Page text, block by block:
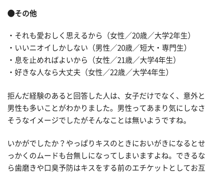
●その他
・それも愛おしく思えるから（女性／20歳／大学2年生）
・いいニオイしかしない（男性／20歳／短大・専門生）
・息を止めればよいから（女性／21歳／大学4年生）
・好きな人なら大丈夫（女性／22歳／大学4年生）
拒んだ経験のあると回答した人は、女子だけでなく、意外と
男性も多いことがわかりました。男性ってあまり気にしなさ
そうなイメージでしたがそんなことは無いようですね。
いかがでしたか？やっぱりキスのときにおいがきになるとせ
っかくのムードも台無しになってしまいますよね。できるな
ら歯磨きや口臭予防はキスをする前のエチケットとしてお互